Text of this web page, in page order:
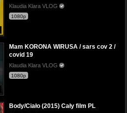
Klaudia Klara VLOG
1080p
Mam KORONA WIRUSA / sars cov 2 /
covid 19
Klaudia Klara VLOG
1080p
Body/Ciało (2015) Cały film PL